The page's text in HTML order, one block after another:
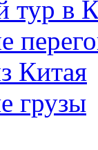
тур в
Китая
грузы